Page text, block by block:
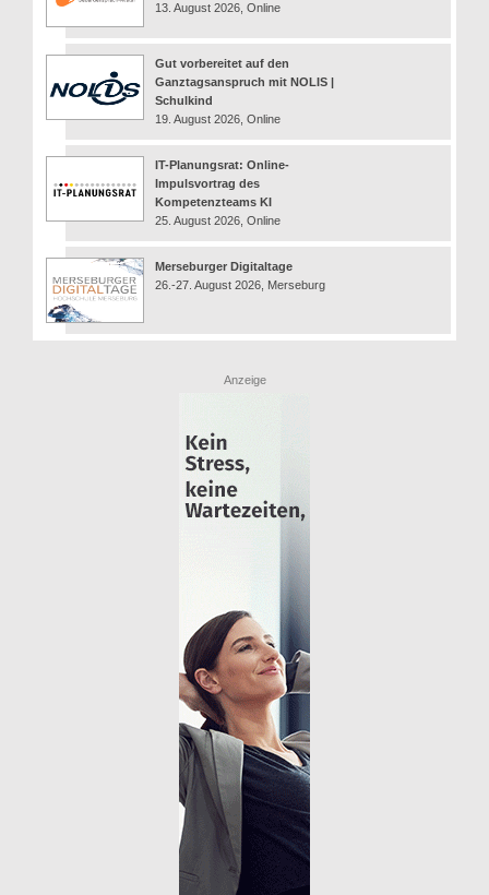
13. August 2026, Online
Gut vorbereitet auf den
Ganztagsanspruch mit NOLIS |
Schulkind
19. August 2026, Online
IT-Planungsrat: Online-
Impulsvortrag des
Kompetenzteams KI
25. August 2026, Online
Merseburger Digitaltage
26.-27. August 2026, Merseburg
Anzeige